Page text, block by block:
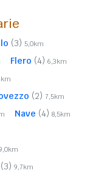
(3) 5,0km
Flero (4) 6,3km
(2) 7,5km
Nave (4) 8,5km
(3) 9,7km